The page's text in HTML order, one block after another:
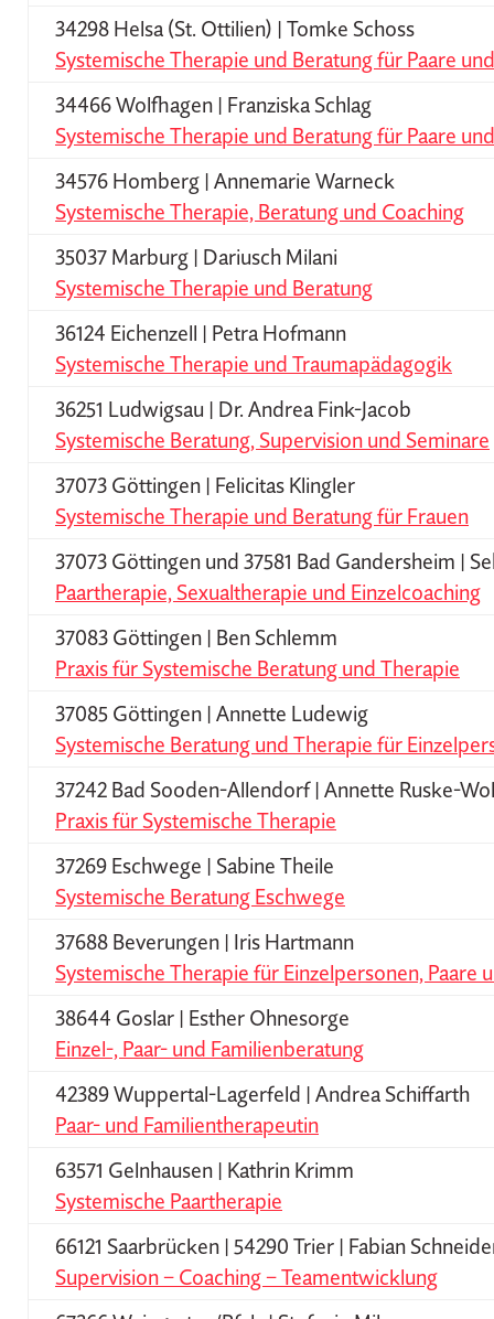
34298 Helsa (St. Ottilien) | Tomke Schoss
Systemische Therapie und Beratung für Paare
34466 Wolfhagen | Franziska Schlag
Systemische Therapie und Beratung für Paare
34576 Homberg | Annemarie Warneck
Systemische Therapie, Beratung und Coaching
35037 Marburg | Dariusch Milani
Systemische Therapie und Beratung
36124 Eichenzell | Petra Hofmann
Systemische Therapie und Traumapädagogik
36251 Ludwigsau | Dr. Andrea Fink-Jacob
Systemische Beratung, Supervision und Seminare
37073 Göttingen | Felicitas Klingler
Systemische Therapie und Beratung für Frauen
37073 Göttingen und 37581 Bad Gandersheim |
Paartherapie, Sexualtherapie und Einzelcoaching
37083 Göttingen | Ben Schlemm
Praxis für Systemische Beratung und Therapie
37085 Göttingen | Annette Ludewig
Systemische Beratung und Therapie für
37242 Bad Sooden-Allendorf | Annette Ruske-
Praxis für Systemische Therapie
37269 Eschwege | Sabine Theile
Systemische Beratung Eschwege
37688 Beverungen | Iris Hartmann
Systemische Therapie für Einzelpersonen, Paare
38644 Goslar | Esther Ohnesorge
Einzel-, Paar- und Familienberatung
42389 Wuppertal-Lagerfeld | Andrea Schiffarth
Paar- und Familientherapeutin
63571 Gelnhausen | Kathrin Krimm
Systemische Paartherapie
66121 Saarbrücken | 54290 Trier | Fabian
Supervision – Coaching – Teamentwicklung